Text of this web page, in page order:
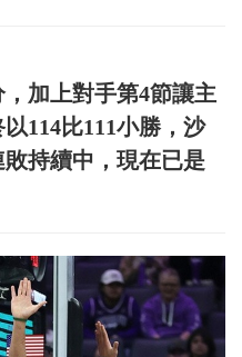
加上對手第4節讓主
114比111小勝，沙
持續中，現在已是